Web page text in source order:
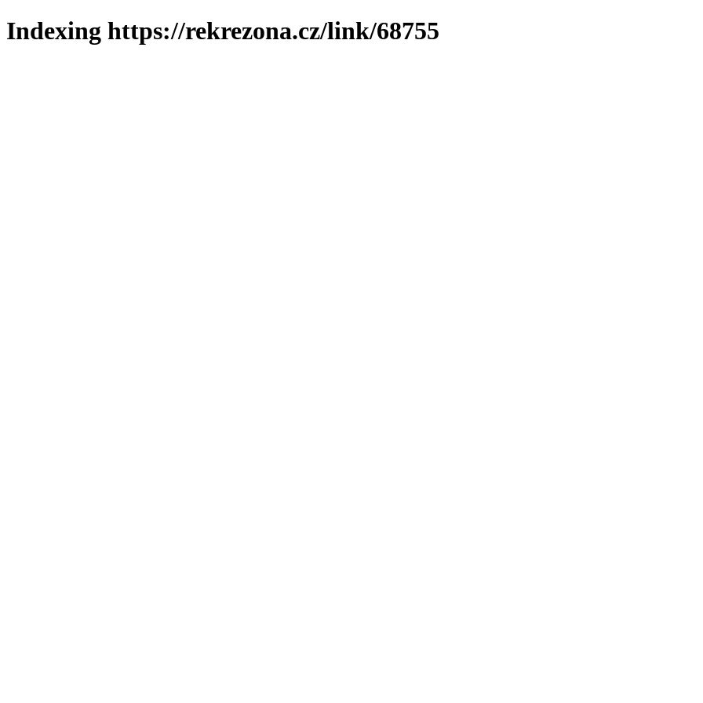
Indexing https://rekrezona.cz/link/68755